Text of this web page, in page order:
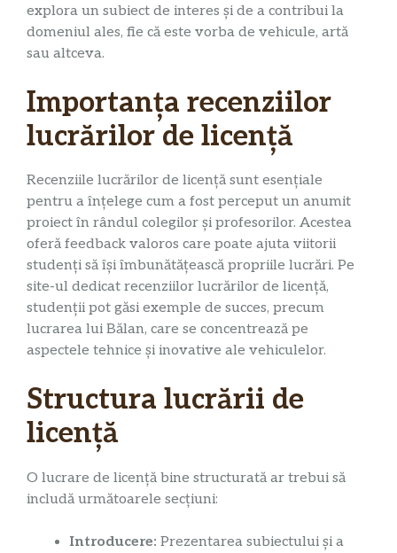
explora un subiect de interes și de a contribui la
domeniul ales, fie că este vorba de vehicule, artă
sau altceva.
Importanța recenziilor
lucrărilor de licență
Recenziile lucrărilor de licență sunt esențiale
pentru a înțelege cum a fost perceput un anumit
proiect în rândul colegilor și profesorilor. Acestea
oferă feedback valoros care poate ajuta viitorii
studenți să își îmbunătățească propriile lucrări. Pe
site-ul dedicat recenziilor lucrărilor de licență,
studenții pot găsi exemple de succes, precum
lucrarea lui Bălan, care se concentrează pe
aspectele tehnice și inovative ale vehiculelor.
Structura lucrării de
licență
O lucrare de licență bine structurată ar trebui să
includă următoarele secțiuni:
Introducere: Prezentarea subiectului și a